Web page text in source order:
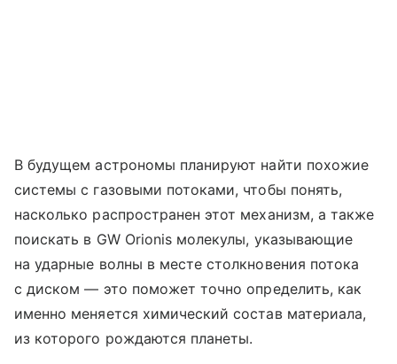
В будущем астрономы планируют найти похожие
системы с газовыми потоками, чтобы понять,
насколько распространен этот механизм, а также
поискать в GW Orionis молекулы, указывающие
на ударные волны в месте столкновения потока
с диском — это поможет точно определить, как
именно меняется химический состав материала,
из которого рождаются планеты.